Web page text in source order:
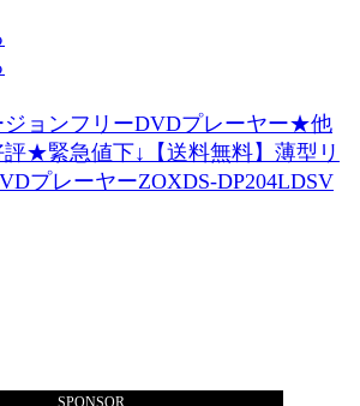
ョンフリーDVDプレーヤー★他
★緊急値下↓【送料無料】薄型リ
プレーヤーZOXDS-DP204LDSV
SPONSOR